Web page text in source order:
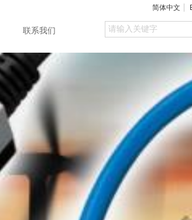
联系我们
简体中文